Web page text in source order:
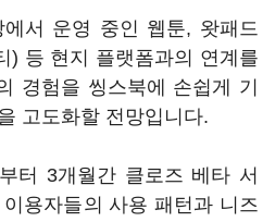
서 운영 중인 웹툰, 왓패드
) 등 현지 플랫폼과의 연계를
경험을 씽스북에 손쉽게 기
고도화할 전망입니다.
터 3개월간 클로즈 베타 서
용자들의 사용 패턴과 니즈